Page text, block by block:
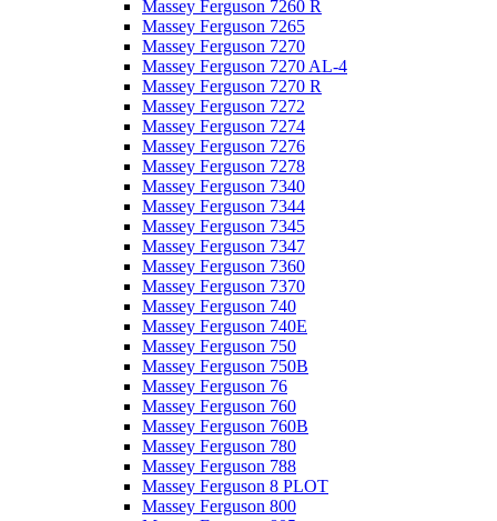
Massey Ferguson 7260 R
Massey Ferguson 7265
Massey Ferguson 7270
Massey Ferguson 7270 AL-4
Massey Ferguson 7270 R
Massey Ferguson 7272
Massey Ferguson 7274
Massey Ferguson 7276
Massey Ferguson 7278
Massey Ferguson 7340
Massey Ferguson 7344
Massey Ferguson 7345
Massey Ferguson 7347
Massey Ferguson 7360
Massey Ferguson 7370
Massey Ferguson 740
Massey Ferguson 740E
Massey Ferguson 750
Massey Ferguson 750B
Massey Ferguson 76
Massey Ferguson 760
Massey Ferguson 760B
Massey Ferguson 780
Massey Ferguson 788
Massey Ferguson 8 PLOT
Massey Ferguson 800